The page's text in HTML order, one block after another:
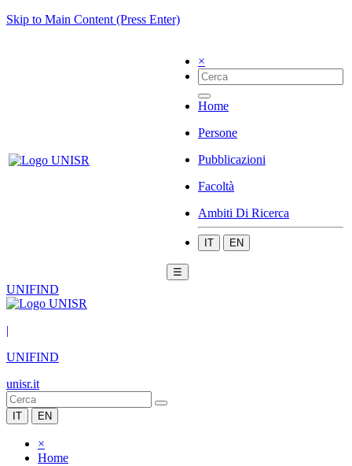
Skip to Main Content (Press Enter)
×
Home
Persone
Pubblicazioni
Facoltà
Ambiti Di Ricerca
IT EN
☰
UNIFIND
|
UNIFIND
unisr.it
IT EN
×
Home